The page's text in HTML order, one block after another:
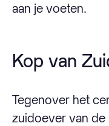
aan je voeten.
Kop van
Tegenover het
zuidoever van de